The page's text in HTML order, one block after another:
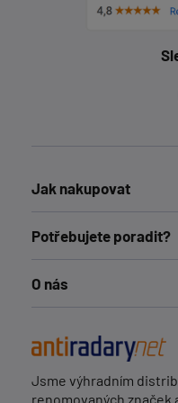
Jak nakupovat
Potřebujete poradit?
O nás
Jsme výhradním
renomovaných značek